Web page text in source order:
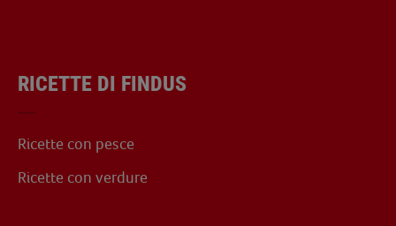
RICETTE DI FINDUS
Ricette con pesce
Ricette con verdure